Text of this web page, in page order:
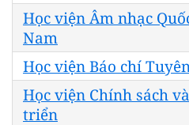
Học viện Âm nhạc
Nam
Học viện Báo chí
Học viện Chính sách
triển